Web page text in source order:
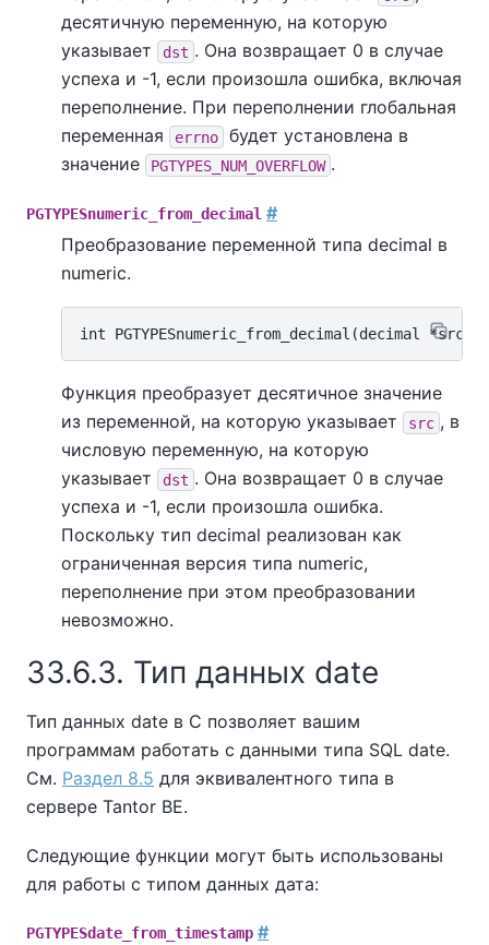
десятичную переменную, на которую
указывает
dst . Она возвращает 0 в случае
успеха и -1, если произошла ошибка, включая
переполнение. При переполнении глобальная
переменная
errno
будет установлена в
значение
PGTYPES_NUM_OVERFLOW .
PGTYPESnumeric_from_decimal #
Преобразование переменной типа decimal в
numeric.
Функция преобразует десятичное значение
из переменной, на которую указывает
src , в
числовую переменную, на которую
указывает
dst . Она возвращает 0 в случае
успеха и -1, если произошла ошибка.
Поскольку тип decimal реализован как
ограниченная версия типа numeric,
переполнение при этом преобразовании
невозможно.
33.6.3. Тип данных date
Тип данных date в C позволяет вашим
программам работать с данными типа SQL date.
См. Раздел 8.5 для эквивалентного типа в
сервере Tantor BE.
Следующие функции могут быть использованы
для работы с типом данных дата:
PGTYPESdate_from_timestamp #